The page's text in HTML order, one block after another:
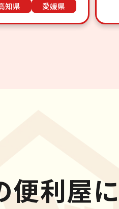
知県
愛媛県
便利屋に